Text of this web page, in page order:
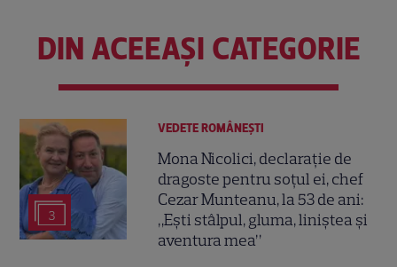
DIN ACEEAȘI CATEGORIE
3
VEDETE ROMÂNEŞTI
Mona Nicolici, declarație de
dragoste pentru soțul ei, chef
Cezar Munteanu, la 53 de ani:
„Ești stâlpul, gluma, liniștea și
aventura mea”